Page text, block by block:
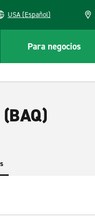
USA (Español)
Para negocios